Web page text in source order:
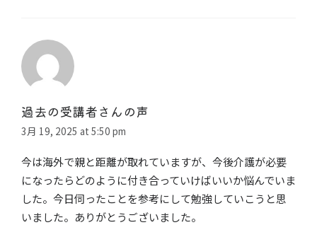
過去の受講者さんの声
3月 19, 2025 at 5:50 pm
今は海外で親と距離が取れていますが、今後介護が必要
になったらどのように付き合っていけばいいか悩んでいま
した。今日伺ったことを参考にして勉強していこうと思
いました。ありがとうございました。